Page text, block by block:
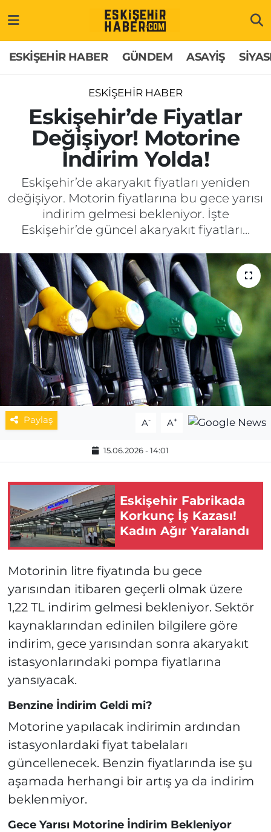
ESKİŞEHİR HABER GÜNDEM ASAYİŞ
ESKİŞEHİR HABER
Eskişehir’de Fiyatlar
Değişiyor! Motorine
İndirim Yolda!
Eskişehir’de akaryakıt fiyatları yeniden
değişiyor. Motorin fiyatlarına bu gece yarısı
indirim gelmesi bekleniyor. İşte
Eskişehir’de güncel akaryakıt fiyatları…
Paylaş A- A+
15.06.2026 - 14:01
Eskişehir Fabrikada
Korkunç İş Kazası!
Kadın Ağır Yaralandı
Motorinin litre fiyatında bu gece
yarısından itibaren geçerli olmak üzere
1,22 TL indirim gelmesi bekleniyor. Sektör
kaynaklarından edinilen bilgilere göre
indirim, gece yarısından sonra akaryakıt
istasyonlarındaki pompa fiyatlarına
yansıyacak.
Benzine İndirim Geldi mi?
Motorine yapılacak indirimin ardından
istasyonlardaki fiyat tabelaları
güncellenecek. Benzin fiyatlarında ise şu
aşamada herhangi bir artış ya da indirim
beklenmiyor.
Gece Yarısı Motorine İndirim Bekleniyor
GÜNDEM
ASAYİŞ
SİYASET
EKONOMİ
SAĞLIK
EĞİTİM
SPOR
MAGAZİN
ESKİŞEHİRSPOR
Hakkımızda
İletişim
Künye
Odunpazarı Trafik Yoğunluk Haritası
Süper Lig Puan Durumu ve Fikstür
Tüm Manşetler
Son Dakika Haberleri
Haber Arşivi